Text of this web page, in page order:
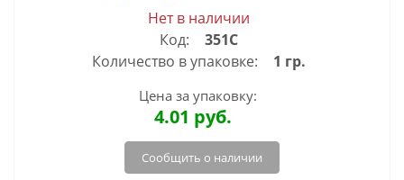
Нет в наличии
Код:
351С
Количество в упаковке:
1 гр.
Цена за упаковку:
4.01 руб.
Сообщить о наличии